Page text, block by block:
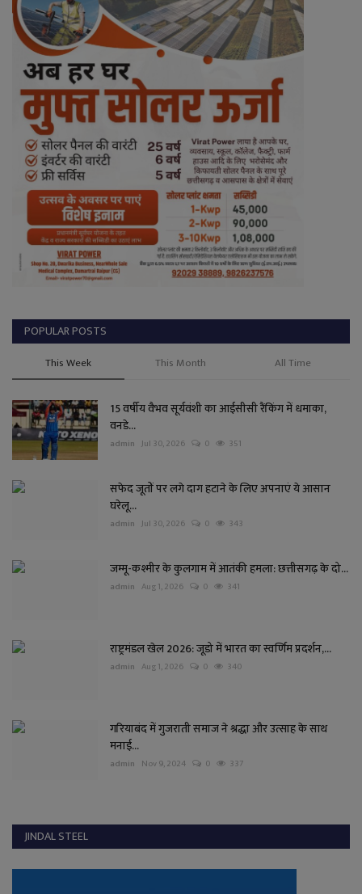
POPULAR POSTS
This Week This Month All Time
15 वर्षीय वैभव सूर्यवंशी का आईसीसी रैंकिंग में धमाका,
वनडे...
admin Jul 30, 2026 0 351
सफेद जूतों पर लगे दाग हटाने के लिए अपनाएं ये आसान
घरेलू...
admin Jul 30, 2026 0 343
जम्मू-कश्मीर के कुलगाम में आतंकी हमला: छत्तीसगढ़ के दो...
admin Aug 1, 2026 0 341
राष्ट्रमंडल खेल 2026: जूडो में भारत का स्वर्णिम प्रदर्शन,...
admin Aug 1, 2026 0 340
गरियाबंद में गुजराती समाज ने श्रद्धा और उत्साह के साथ
मनाई...
admin Nov 9, 2024 0 337
JINDAL STEEL